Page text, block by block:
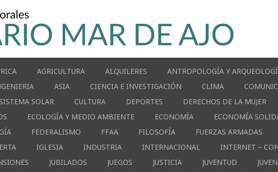
AGRICULTURA ALQUILERES
ANTROPOLOGÍA Y
ASIA CIENCIA E INVESTIGACIÓN CLIMA
SOLAR
CULTURA DEPORTES DERECHOS DE LA MUJER
ECOLOGÍA Y MEDIO AMBIENTE ECONOMÍA ECONOMÍA
FEDERALISMO FFAA FILOSOFÍA FUERZAS ARMADAS
IGLESIA INDUSTRIA INTERNACIONAL
INTERNET –
JUBILADOS JUEGOS JUSTICIA JUVENTUD